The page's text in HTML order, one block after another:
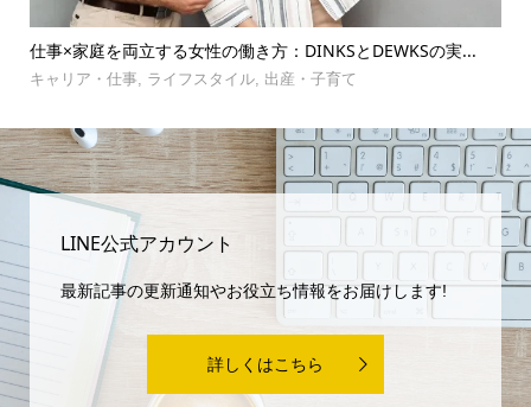
仕事×家庭を両立する女性の働き方：DINKSとDEWKSの実...
キャリア・仕事 ライフスタイル, 出産・子育て
LINE公式アカウント
最新記事の更新通知やお役立ち情報をお届けします!
詳しくはこちら